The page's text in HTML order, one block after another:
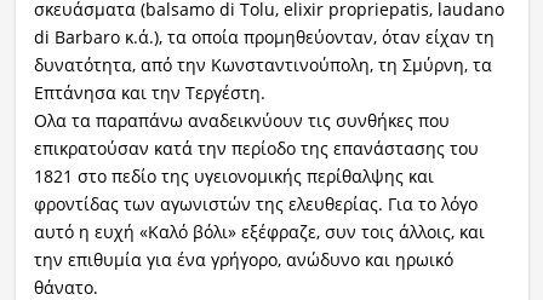
σκευάσματα (balsamo di Tolu, elixir propriepatis, laudano
di Barbaro κ.ά.), τα οποία προμηθεύονταν, όταν είχαν τη
δυνατότητα, από την Κωνσταντινούπολη, τη Σμύρνη, τα
Επτάνησα και την Τεργέστη.
Ολα τα παραπάνω αναδεικνύουν τις συνθήκες που
επικρατούσαν κατά την περίοδο της επανάστασης του
1821 στο πεδίο της υγειονομικής περίθαλψης και
φροντίδας των αγωνιστών της ελευθερίας. Για το λόγο
αυτό η ευχή «Καλό βόλι» εξέφραζε, συν τοις άλλοις, και
την επιθυμία για ένα γρήγορο, ανώδυνο και ηρωικό
θάνατο.